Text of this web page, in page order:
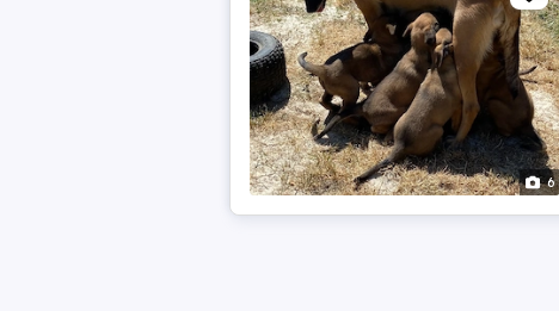
6